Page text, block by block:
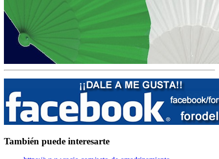
También puede interesarte